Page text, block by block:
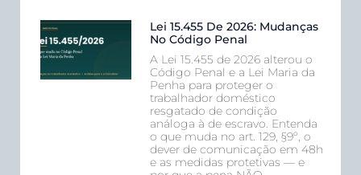
Lei 15.455 De 2026: Mudanças
No Código Penal
A Lei 15.455 de 2026 alterou o
Código Penal e a Lei Maria da
Penha para proteger o
trabalhador doméstico
resgatado de condição
análoga à de escravo. Entenda
o que muda no art. 129, §9º, o
dever de comunicação em 48h
e as medidas protetivas — e